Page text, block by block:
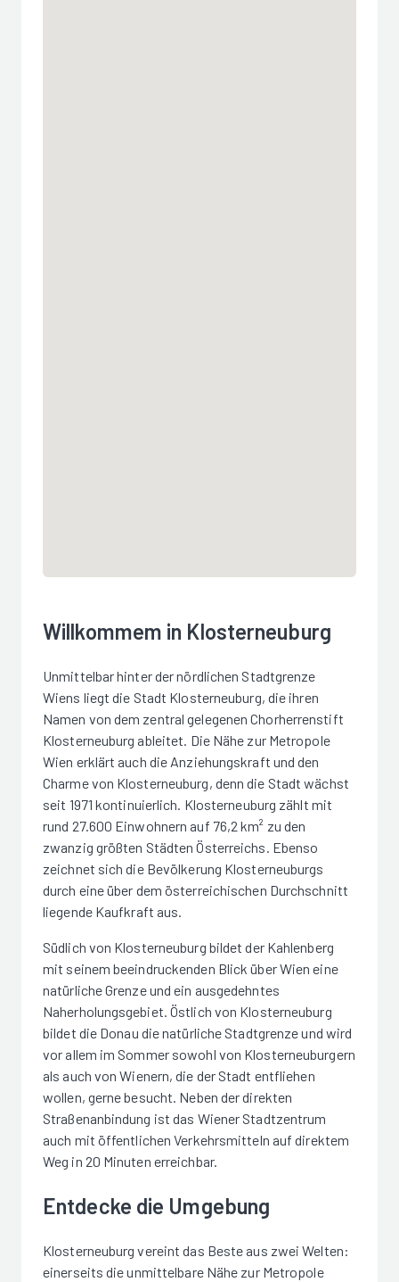
Willkommem in Klosterneuburg
Unmittelbar hinter der nördlichen Stadtgrenze
Wiens liegt die Stadt Klosterneuburg, die ihren
Namen von dem zentral gelegenen Chorherrenstift
Klosterneuburg ableitet. Die Nähe zur Metropole
Wien erklärt auch die Anziehungskraft und den
Charme von Klosterneuburg, denn die Stadt wächst
seit 1971 kontinuierlich. Klosterneuburg zählt mit
rund 27.600 Einwohnern auf 76,2 km² zu den
zwanzig größten Städten Österreichs. Ebenso
zeichnet sich die Bevölkerung Klosterneuburgs
durch eine über dem österreichischen Durchschnitt
liegende Kaufkraft aus.
Südlich von Klosterneuburg bildet der Kahlenberg
mit seinem beeindruckenden Blick über Wien eine
natürliche Grenze und ein ausgedehntes
Naherholungsgebiet. Östlich von Klosterneuburg
bildet die Donau die natürliche Stadtgrenze und wird
vor allem im Sommer sowohl von Klosterneuburgern
als auch von Wienern, die der Stadt entfliehen
wollen, gerne besucht. Neben der direkten
Straßenanbindung ist das Wiener Stadtzentrum
auch mit öffentlichen Verkehrsmitteln auf direktem
Weg in 20 Minuten erreichbar.
Entdecke die Umgebung
Klosterneuburg vereint das Beste aus zwei Welten:
einerseits die unmittelbare Nähe zur Metropole